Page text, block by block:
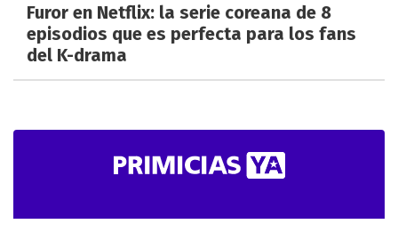
Furor en Netflix: la serie coreana de 8
episodios que es perfecta para los fans
del K-drama